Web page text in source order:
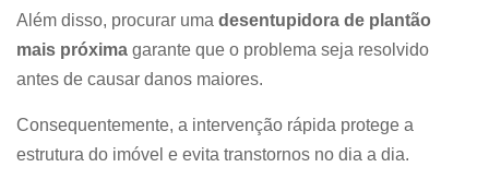
Além disso, procurar uma desentupidora de plantão
mais próxima garante que o problema seja resolvido
antes de causar danos maiores.
Consequentemente, a intervenção rápida protege a
estrutura do imóvel e evita transtornos no dia a dia.